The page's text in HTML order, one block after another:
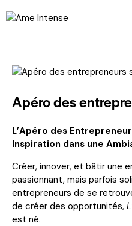
Apéro des
L’Apéro des
Inspiration dans une
Créer, innover, et bâtir une
passionnant, mais parfois
entrepreneurs de se
de créer des opportunités,
est né.